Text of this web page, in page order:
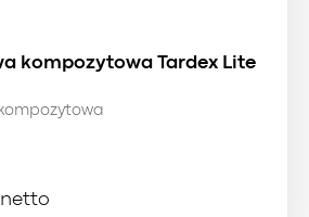
kompozytowa Tardex Lite
netto